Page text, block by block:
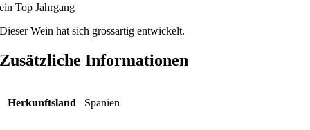
ein Top Jahrgang
Dieser Wein hat sich grossartig entwickelt.
Zusätzliche Informationen
Herkunftsland Spanien